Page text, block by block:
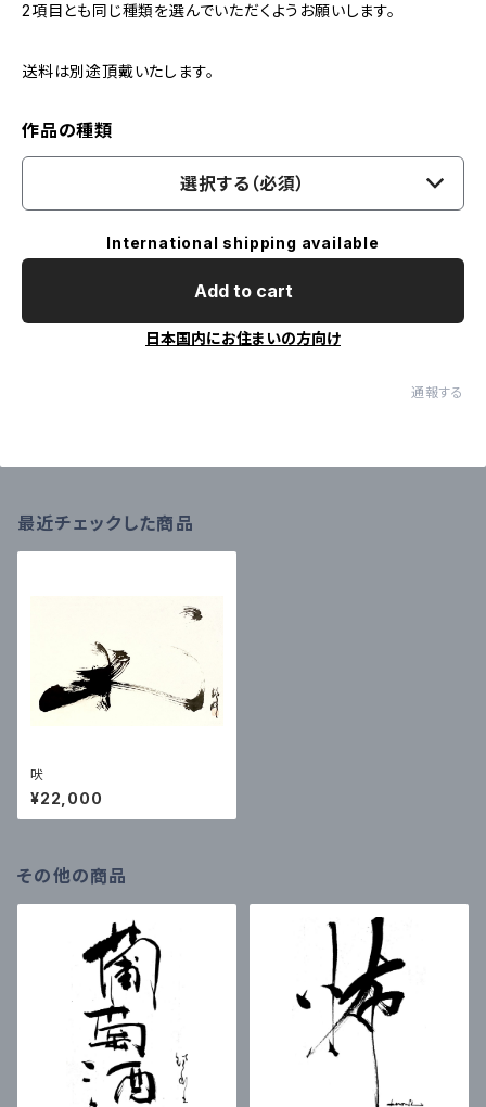
2項目とも同じ種類を選んでいただくようお願いします。
送料は別途頂戴いたします。
作品の種類
選択する（必須）
International shipping available
Add to cart
日本国内にお住まいの方向け
通報する
最近チェックした商品
吠
¥22,000
その他の商品